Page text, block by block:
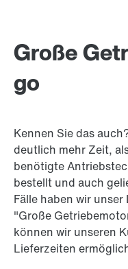
Große
go
Kennen Sie das
deutlich mehr Zeit,
benötigte
bestellt und auch
Fälle haben wir
"Große
können wir unseren
Lieferzeiten